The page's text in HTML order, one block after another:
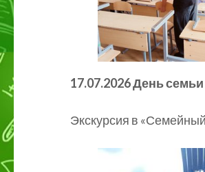
17.07.2026 День семьи
Экскурсия в